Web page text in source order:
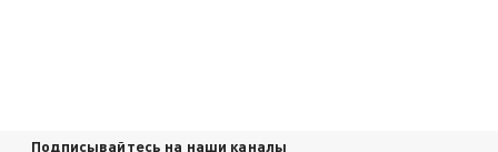
Подписывайтесь на наши каналы